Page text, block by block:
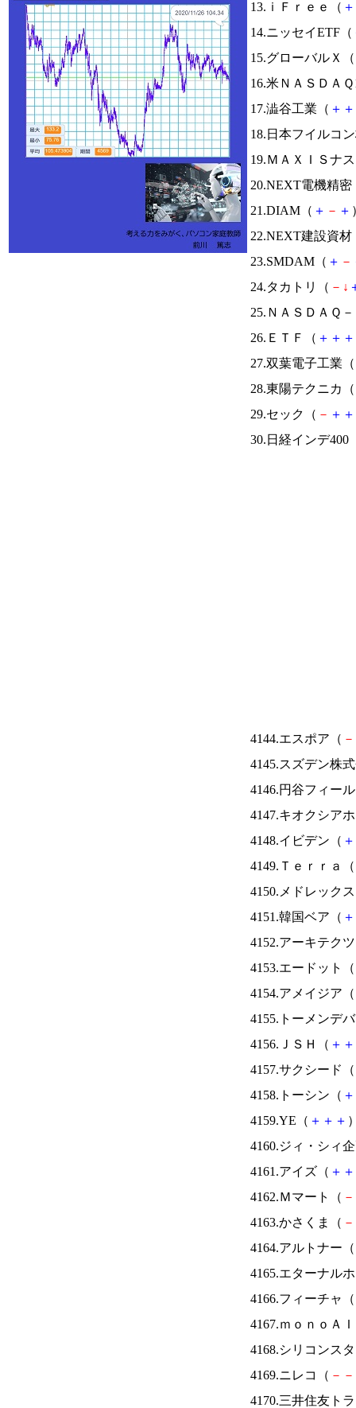
13.ｉＦｒｅｅ（ ＋
14.ニッセイETF（
15.グローバルＸ（
16.米ＮＡＳＤＡ
17.澁谷工業（ ＋ ＋
18.日本フイルコ
19.ＭＡＸＩＳナ
20.NEXT電機精密
21.DIAM（ ＋ － ＋
22.NEXT建設資材
23.SMDAM（ ＋ －
24.タカトリ（ － ↓
25.ＮＡＳＤＡＱ
26.ＥＴＦ（ ＋ ＋ ＋
27.双葉電子工業（
28.東陽テクニカ（
29.セック（ － ＋ ＋
30.日経インデ400
4144.エスポア（ －
4145.スズデン株
4146.円谷フィー
4147.キオクシア
4148.イビデン（ ＋
4149.Ｔｅｒｒａ（
4150.メドレック
4151.韓国ベア（ ＋
4152.アーキテク
4153.エードット（
4154.アメイジア（
4155.トーメンデ
4156.ＪＳＨ（ ＋ ＋
4157.サクシード（
4158.トーシン（ ＋
4159.YE（ ＋ ＋ ＋
4160.ジィ・シィ
4161.アイズ（ ＋ ＋
4162.Ｍマート（ －
4163.かさくま（ －
4164.アルトナー（
4165.エターナル
4166.フィーチャ（
4167.ｍｏｎｏＡ
4168.シリコンス
4169.ニレコ（ － －
4170.三井住友ト